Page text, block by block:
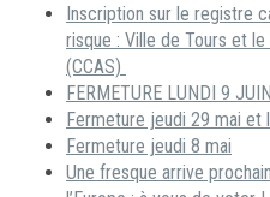
Inscription sur le registre
risque : Ville de Tours et le
(CCAS)
FERMETURE LUNDI 9 JUIN
Fermeture jeudi 29 mai et
Fermeture jeudi 8 mai
Une fresque arrive